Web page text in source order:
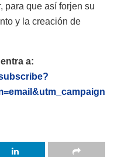
para que así forjen su
y la creación de
a: